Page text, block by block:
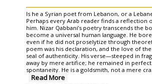
Is he a Syrian poet from Lebanon, or a
Perhaps every Arab reader finds a reflection
him. Nizar Qabbani’s poetry transcends the
become a universal human language. He
even if he did not proselytize through
poem was his declaration, and the love of
seal of authenticity. His verse—steeped in
away by mere artifice; he remained in
spontaneity. He is a goldsmith, not a mere
Read More